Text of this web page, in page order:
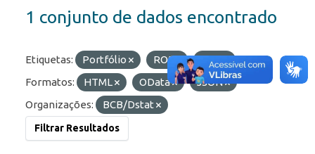
1 conjunto de dados encontrado
Etiquetas: Portfólio ROF
RDE
Formatos:
HTML OData
JSON
Organizações:
BCB/Dstat
Filtrar Resultados